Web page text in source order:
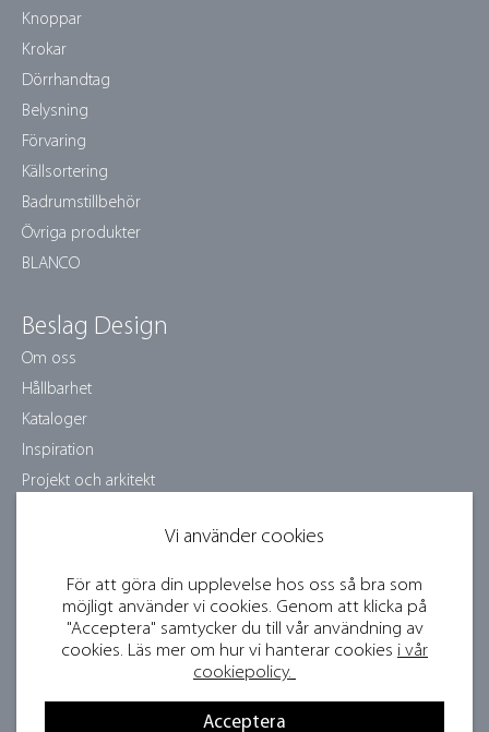
Vi använder cookies
För att göra din upplevelse hos oss så bra som
möjligt använder vi cookies. Genom att klicka på
"Acceptera" samtycker du till vår användning av
cookies. Läs mer om hur vi hanterar cookies i vår
cookiepolicy.
Acceptera
Knoppar
Krokar
Dörrhandtag
Belysning
Förvaring
Källsortering
Badrumstillbehör
Övriga produkter
BLANCO
Beslag Design
Om oss
Hållbarhet
Kataloger
Inspiration
Projekt och arkitekt
Bildbank och press
Bli återförsäljare